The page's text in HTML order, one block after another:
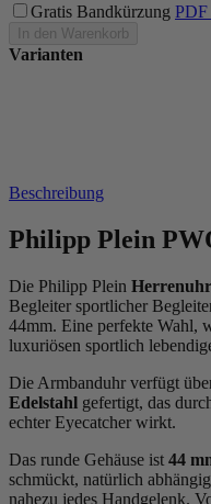
Gratis Bandkürzung PDF
In den Warenkorb
Varianten
Beschreibung
Philipp Plein
Die Philipp Plein Herrenuhr
Begleiter sportlicher
44mm. Eine perfekte Wahl,
luxuriösen sportlich
Die Armbanduhr verfügt
Edelstahl gefertigt, das
echter Eyecatcher wirkt.
Das runde Gehäuse ist 44
schmückt, natürlich
nahezu jedes Handgelenk.